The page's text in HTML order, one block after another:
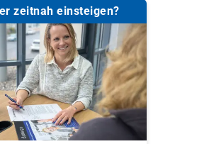
zeitnah einsteigen?